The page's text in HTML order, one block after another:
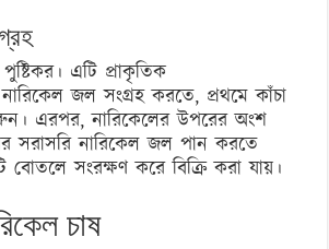
এটি প্রাকৃতিক
নারিকেল জল সংগ্রহ করতে, প্রথমে কাঁচা
এরপর, নারিকেলের উপরের অংশ
সরাসরি নারিকেল জল পান করতে
বোতলে সংরক্ষণ করে বিক্রি করা যায়।
চাষ